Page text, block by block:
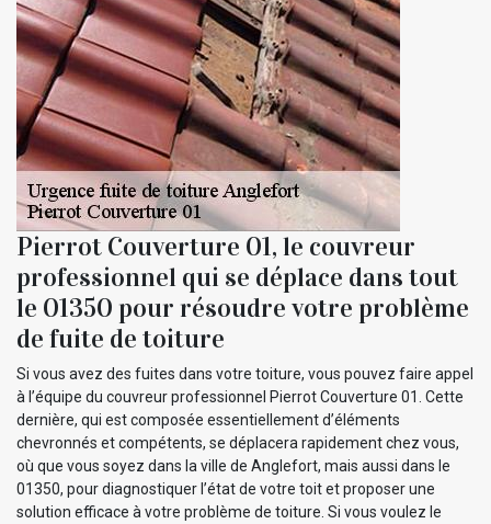
Pierrot Couverture 01, le couvreur
professionnel qui se déplace dans tout
le 01350 pour résoudre votre problème
de fuite de toiture
Si vous avez des fuites dans votre toiture, vous pouvez faire appel
à l’équipe du couvreur professionnel Pierrot Couverture 01. Cette
dernière, qui est composée essentiellement d’éléments
chevronnés et compétents, se déplacera rapidement chez vous,
où que vous soyez dans la ville de Anglefort, mais aussi dans le
01350, pour diagnostiquer l’état de votre toit et proposer une
solution efficace à votre problème de toiture. Si vous voulez le